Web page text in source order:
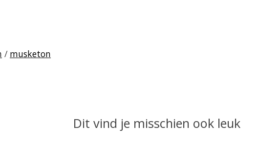
/ musketon
Dit vind je misschien ook leuk